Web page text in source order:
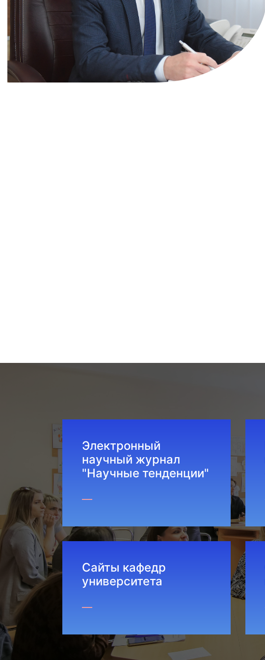
Электронный
научный журнал
"Научные тенденции"
ПОДРОБНЕЕ
Сайты кафедр
университета
ПОДРОБНЕЕ